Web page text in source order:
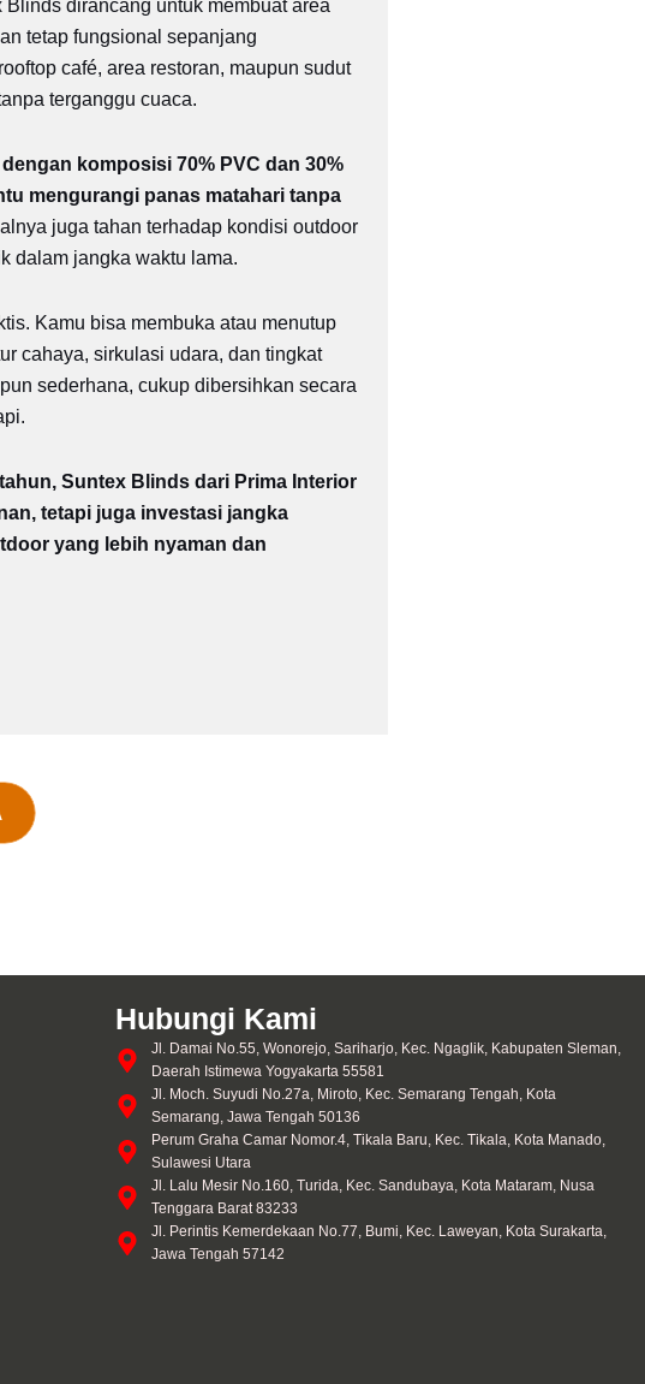
dirancang untuk membuat area
tetap fungsional sepanjang
café, area restoran, maupun sudut
terganggu cuaca.
komposisi 70% PVC dan 30%
mengurangi panas matahari tanpa
juga tahan terhadap kondisi outdoor
dalam jangka waktu lama.
Kamu bisa membuka atau menutup
cahaya, sirkulasi udara, dan tingkat
sederhana, cukup dibersihkan secara
Suntex Blinds dari Prima Interior
tetapi juga investasi jangka
yang lebih nyaman dan
Hubungi Kami
Jl. Damai No.55, Wonorejo, Sariharjo, Kec. Ngaglik, Kabupaten Sleman,
Daerah Istimewa Yogyakarta 55581
Jl. Moch. Suyudi No.27a, Miroto, Kec. Semarang Tengah, Kota
Semarang, Jawa Tengah 50136
Perum Graha Camar Nomor.4, Tikala Baru, Kec. Tikala, Kota Manado,
Sulawesi Utara
Jl. Lalu Mesir No.160, Turida, Kec. Sandubaya, Kota Mataram, Nusa
Tenggara Barat 83233
Jl. Perintis Kemerdekaan No.77, Bumi, Kec. Laweyan, Kota Surakarta,
Jawa Tengah 57142